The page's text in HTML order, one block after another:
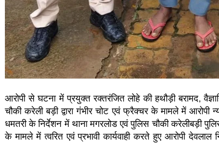
आरोपी से घटना में प्रयुक्त रक्तरंजित लोहे की हथौड़ी बरामद,
चौकी करेली बड़ी द्वारा गंभीर चोट एवं फ्रैक्चर के मामले में आरोपी
धमतरी के निर्देशन में थाना मगरलोड एवं पुलिस चौकी करेलीबड़ी
के मामले में त्वरित एवं प्रभावी कार्यवाही करते हुए आरोपी देवलाल